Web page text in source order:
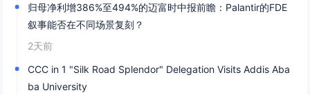
归母净利增386%至494%的迈富时中报前瞻：Palantir的FDE
叙事能否在不同场景复刻？
2天前
CCC in 1 "Silk Road Splendor" Delegation Visits Addis Aba
ba University